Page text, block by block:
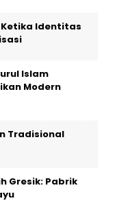
Identitas
Islam
Modern
Tradisional
Gresik: Pabrik